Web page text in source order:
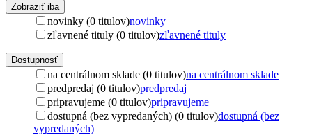
Zobraziť iba
novinky (0 titulov)novinky
zľavnené tituly (0 titulov)zľavnené tituly
Dostupnosť
na centrálnom sklade (0 titulov)na centrálnom sklade
predpredaj (0 titulov)predpredaj
pripravujeme (0 titulov)pripravujeme
dostupná (bez vypredaných) (0 titulov)dostupná (bez
vypredaných)